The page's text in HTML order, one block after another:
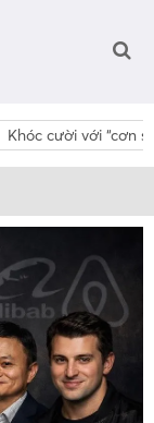
Khóc cười với “cơn